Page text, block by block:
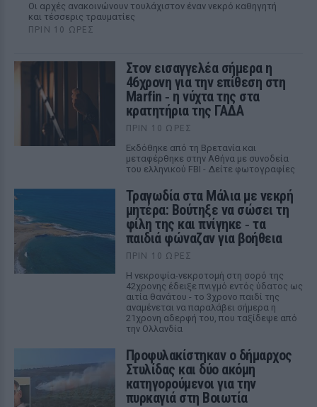
Οι αρχές ανακοινώνουν τουλάχιστον έναν νεκρό καθηγητή
και τέσσερις τραυματίες
ΠΡΙΝ 10 ΏΡΕΣ
Στον εισαγγελέα σήμερα η
46χρονη για την επίθεση στη
Marfin ‑ η νύχτα της στα
κρατητήρια της ΓΑΔΑ
ΠΡΙΝ 10 ΏΡΕΣ
Εκδόθηκε από τη Βρετανία και
μεταφέρθηκε στην Αθήνα με συνοδεία
του ελληνικού FBI - Δείτε φωτογραφίες
Τραγωδία στα Μάλια με νεκρή
μητέρα: Βούτηξε να σώσει τη
φίλη της και πνίγηκε ‑ τα
παιδιά φώναζαν για βοήθεια
ΠΡΙΝ 10 ΏΡΕΣ
Η νεκροψία-νεκροτομή στη σορό της
42χρονης έδειξε πνιγμό εντός ύδατος ως
αιτία θανάτου - το 3χρονο παιδί της
αναμένεται να παραλάβει σήμερα η
21χρονη αδερφή του, που ταξίδεψε από
την Ολλανδία
Προφυλακίστηκαν ο δήμαρχος
Στυλίδας και δύο ακόμη
κατηγορούμενοι για την
πυρκαγιά στη Βοιωτία